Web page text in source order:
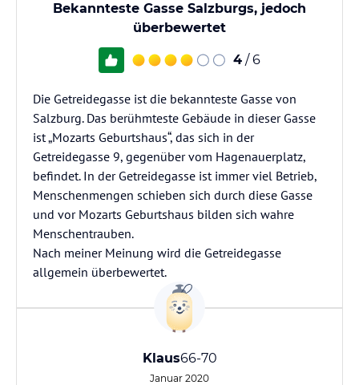
Bekannteste Gasse Salzburgs, jedoch
überbewertet
4 / 6
Die Getreidegasse ist die bekannteste Gasse von
Salzburg. Das berühmteste Gebäude in dieser Gasse
ist „Mozarts Geburtshaus“, das sich in der
Getreidegasse 9, gegenüber vom Hagenauerplatz,
befindet. In der Getreidegasse ist immer viel Betrieb,
Menschenmengen schieben sich durch diese Gasse
und vor Mozarts Geburtshaus bilden sich wahre
Menschentrauben.
Nach meiner Meinung wird die Getreidegasse
allgemein überbewertet.
Klaus66-70
Januar 2020